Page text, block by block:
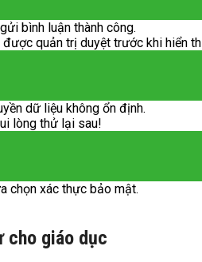
bình luận thành công.
được quản trị duyệt trước khi hiển
dữ liệu không ổn định.
lòng thử lại sau!
chọn xác thực bảo mật.
cho giáo dục